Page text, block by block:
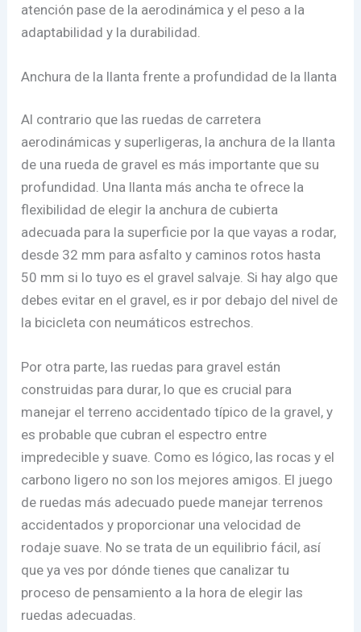
atención pase de la aerodinámica y el peso a la
adaptabilidad y la durabilidad.
Anchura de la llanta frente a profundidad de la llanta
Al contrario que las ruedas de carretera
aerodinámicas y superligeras, la anchura de la llanta
de una rueda de gravel es más importante que su
profundidad. Una llanta más ancha te ofrece la
flexibilidad de elegir la anchura de cubierta
adecuada para la superficie por la que vayas a rodar,
desde 32 mm para asfalto y caminos rotos hasta
50 mm si lo tuyo es el gravel salvaje. Si hay algo que
debes evitar en el gravel, es ir por debajo del nivel de
la bicicleta con neumáticos estrechos.
Por otra parte, las ruedas para gravel están
construidas para durar, lo que es crucial para
manejar el terreno accidentado típico de la gravel, y
es probable que cubran el espectro entre
impredecible y suave. Como es lógico, las rocas y el
carbono ligero no son los mejores amigos. El juego
de ruedas más adecuado puede manejar terrenos
accidentados y proporcionar una velocidad de
rodaje suave. No se trata de un equilibrio fácil, así
que ya ves por dónde tienes que canalizar tu
proceso de pensamiento a la hora de elegir las
ruedas adecuadas.